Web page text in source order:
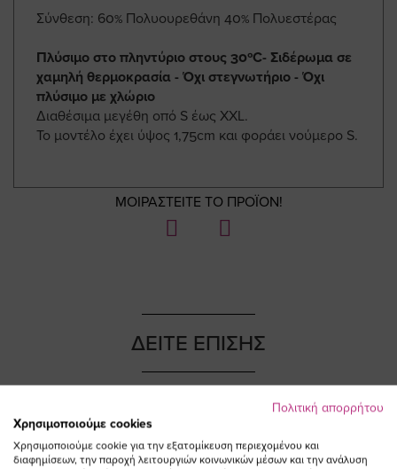
Σύνθεση: 60% Πολυουρεθάνη 40% Πολυεστέρας
Πλύσιμο στο πληντύριο στους 30ºC- Σιδέρωμα σε
χαμηλή θερμοκρασία - Όχι στεγνωτήριο - Όχι
πλύσιμο με χλώριο
Διαθέσιμα μεγέθη οπό S έως XXL.
Το μοντέλο έχει ύψος 1,75cm και φοράει νούμερο S.
ΜΟΙΡΑΣΤΕΙΤΕ ΤΟ ΠΡΟΪΟΝ!
ΔΕΙΤΕ ΕΠΙΣΗΣ
Πολιτική απορρήτου
Χρησιμοποιούμε cookies
Χρησιμοποιούμε cookie για την εξατομίκευση περιεχομένου και
διαφημίσεων, την παροχή λειτουργιών κοινωνικών μέσων και την ανάλυση